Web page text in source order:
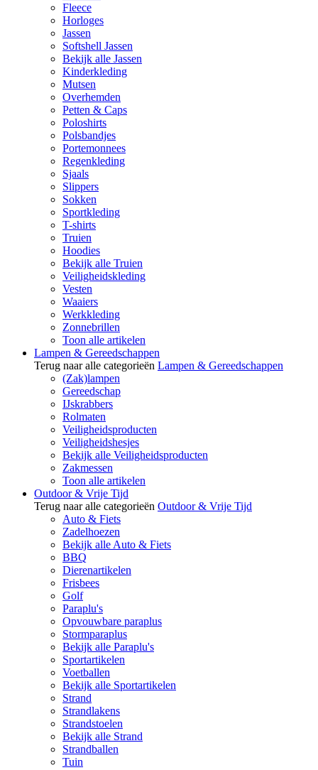
Fleece
Horloges
Jassen
Softshell Jassen
Bekijk alle Jassen
Kinderkleding
Mutsen
Overhemden
Petten & Caps
Poloshirts
Polsbandjes
Portemonnees
Regenkleding
Sjaals
Slippers
Sokken
Sportkleding
T-shirts
Truien
Hoodies
Bekijk alle Truien
Veiligheidskleding
Vesten
Waaiers
Werkkleding
Zonnebrillen
Toon alle artikelen
Lampen & Gereedschappen
Terug naar alle categorieën Lampen & Gereedschappen
(Zak)lampen
Gereedschap
IJskrabbers
Rolmaten
Veiligheidsproducten
Veiligheidshesjes
Bekijk alle Veiligheidsproducten
Zakmessen
Toon alle artikelen
Outdoor & Vrije Tijd
Terug naar alle categorieën Outdoor & Vrije Tijd
Auto & Fiets
Zadelhoezen
Bekijk alle Auto & Fiets
BBQ
Dierenartikelen
Frisbees
Golf
Paraplu's
Opvouwbare paraplus
Stormparaplus
Bekijk alle Paraplu's
Sportartikelen
Voetballen
Bekijk alle Sportartikelen
Strand
Strandlakens
Strandstoelen
Bekijk alle Strand
Strandballen
Tuin